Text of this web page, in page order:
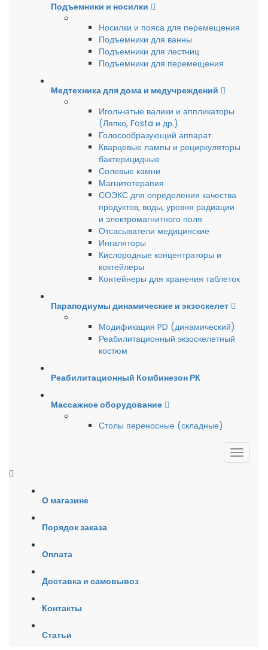
Подъемники и носилки
Носилки и пояса для перемещения
Подъемники для ванны
Подъемники для лестниц
Подъемники для перемещения
Медтехника для дома и медучреждений
Игольчатые валики и аппликаторы
(Ляпко, Fosta и др.)
Голосообразующий аппарат
Кварцевые лампы и рециркуляторы
бактерицидные
Солевые камни
Магнитотерапия
СОЭКС для определения качества
продуктов, воды, уровня радиации
и электромагнитного поля
Отсасыватели медицинские
Ингаляторы
Кислородные концентраторы и
коктейлеры
Контейнеры для хранения таблеток
Параподиумы динамические и экзоскелет
Модификация PD (динамический)
Реабилитационный экзоскелетный
костюм
Реабилитационный Комбинезон РК
Массажное оборудование
Столы переносные (складные)
О магазине
Порядок заказа
Оплата
Доставка и самовывоз
Контакты
Статьи